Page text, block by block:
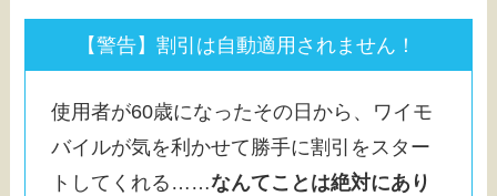
【警告】割引は自動適用されません！
使用者が60歳になったその日から、ワイモ
バイルが気を利かせて勝手に割引をスター
トしてくれる……なんてことは絶対にあり